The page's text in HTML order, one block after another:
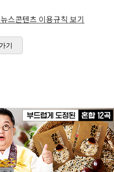
스콘텐츠 이용규칙 보기
기